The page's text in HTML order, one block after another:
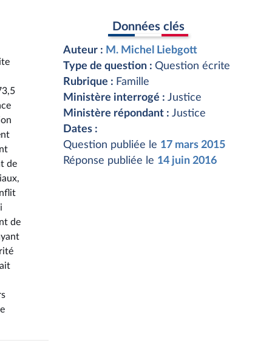
de
de
Données clés
Auteur : M. Michel Liebgott
Type de question : Question écrite
Rubrique : Famille
Ministère interrogé : Justice
Ministère répondant : Justice
Dates :
Question publiée le 17 mars 2015
Réponse publiée le 14 juin 2016